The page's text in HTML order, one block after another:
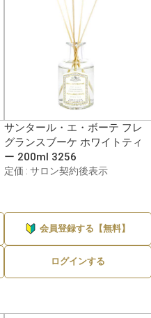
サンタール・エ・ボーテ フレ
グランスブーケ ホワイトティ
ー 200ml 3256
定価 : サロン契約後表示
会員登録する【無料】
ログインする